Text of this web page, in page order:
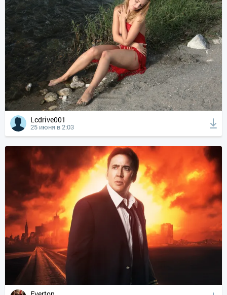
Lcdrive001
25 июня в 2:03